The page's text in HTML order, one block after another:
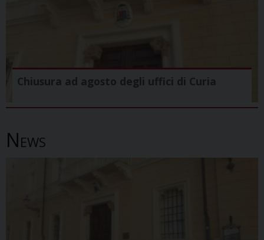
Chiusura ad agosto degli uffici di Curia
News